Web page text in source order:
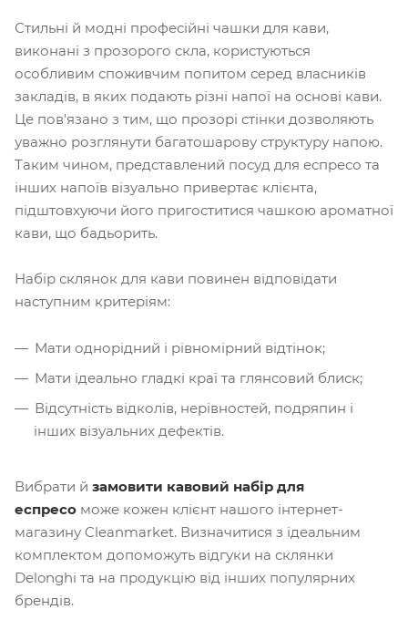
Стильні й модні професійні чашки для кави,
виконані з прозорого скла, користуються
особливим споживчим попитом серед власників
закладів, в яких подають різні напої на основі кави.
Це пов'язано з тим, що прозорі стінки дозволяють
уважно розглянути багатошарову структуру напою.
Таким чином, представлений посуд для еспресо та
інших напоїв візуально привертає клієнта,
підштовхуючи його пригоститися чашкою ароматної
кави, що бадьорить.
Набір склянок для кави повинен відповідати
наступним критеріям:
Мати однорідний і рівномірний відтінок;
Мати ідеально гладкі краї та глянсовий блиск;
Відсутність відколів, нерівностей, подряпин і
інших візуальних дефектів.
Вибрати й замовити кавовий набір для
еспресо може кожен клієнт нашого інтернет-
магазину Cleanmarket. Визначитися з ідеальним
комплектом допоможуть відгуки на склянки
Delonghi та на продукцію від інших популярних
брендів.